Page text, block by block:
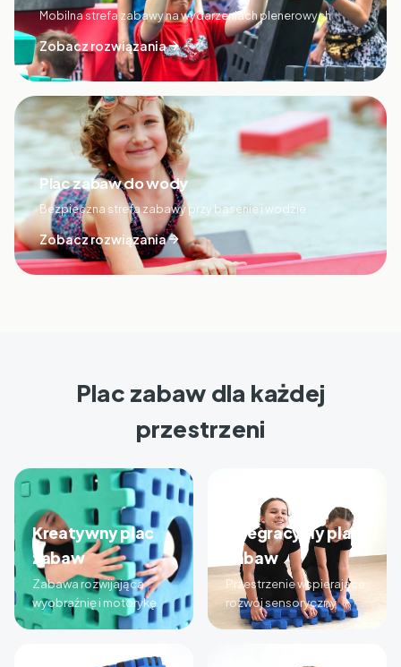
Mobilna strefa zabawy na wydarzeniach plenerowych
Zobacz rozwiązania
Plac zabaw do wody
Bezpieczna strefa zabawy przy basenie i wodzie
Zobacz rozwiązania
Plac zabaw dla każdej
przestrzeni
Kreatywny plac
zabaw
Zabawa rozwijająca
wyobraźnię i motorykę
Integracyjny plac
zabaw
Przestrzenie wspierające
rozwój sensoryczny